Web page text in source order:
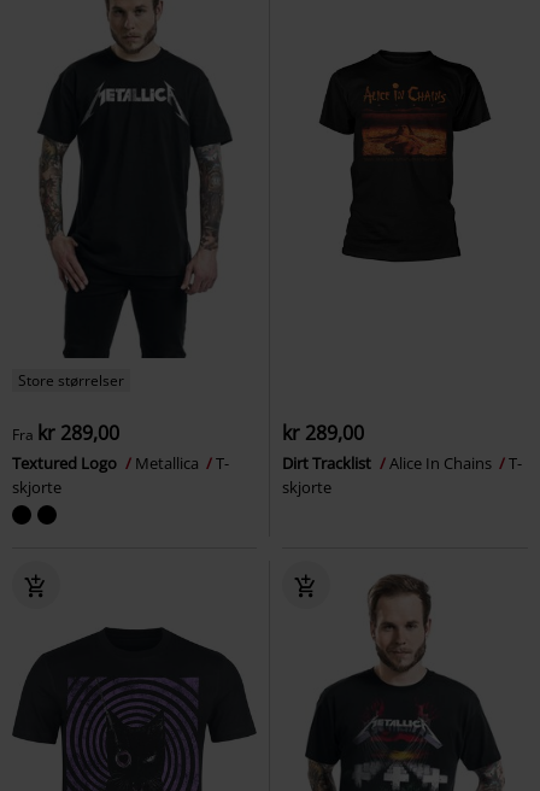
Store størrelser
Fra kr 289,00
Textured Logo Metallica
T-
skjorte
kr 289,00
Dirt Tracklist Alice In Chains
T-
skjorte